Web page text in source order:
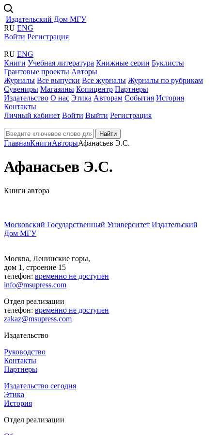
Издательский Дом МГУ
RU ENG
Войти Регистрация
RU ENG
Книги Учебная литература Книжные серии Буклисты
Грантовые проекты Авторы
Журналы Все выпуски Все журналы Журналы по рубрикам
Сувениры Магазины Копицентр Партнеры
Издательство О нас Этика Авторам События История
Контакты
Личный кабинет Войти Выйти Регистрация
Найти
ГлавнаяКнигиАвторыАфанасьев Э.С.
Афанасьев Э.С.
Книги автора
Московский Государственный Университет Издательский
Дом МГУ
Москва, Ленинские горы,
дом 1, строение 15
телефон: временно не доступен
info@msupress.com
Отдел реализации
телефон: временно не доступен
zakaz@msupress.com
Издательство
Руководство
Контакты
Партнеры
Издательство сегодня
Этика
История
Отдел реализации